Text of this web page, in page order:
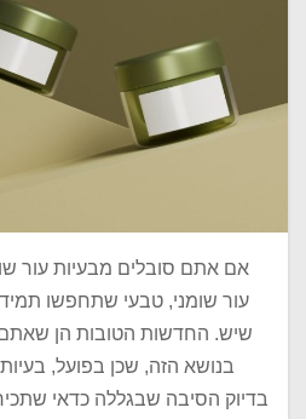
אם אתם סובלים מבעיות עור
עור שומני, טבעי שתחפשו
שיש. החדשות הטובות הן שאתם
בנושא הזה, שכן בפועל, בעיות
בדיוק הסיבה שבגללה כדאי